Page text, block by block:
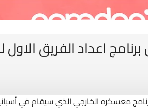
معسكره الخارجي الذي سيقام في